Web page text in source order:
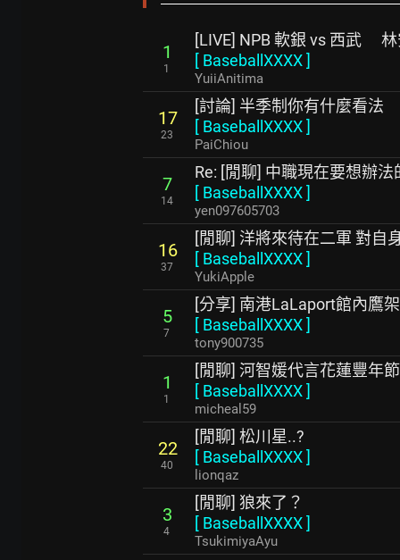
1
1
[LIVE] NPB 軟銀 vs 西武
[ BaseballXXXX]
YuiiAnitima
17
23
[討論] 半季制你有什麼看法
[ BaseballXXXX]
PaiChiou
7
14
Re: [閒聊] 中職現在要想辦
[ BaseballXXXX]
yen097605703
16
37
[閒聊] 洋將來待在二軍 對自
[ BaseballXXXX]
YukiApple
5
7
[分享] 南港LaLaport館內鷹
[ BaseballXXXX]
tony900735
1
1
[閒聊] 河智媛代言花蓮豐年節
[ BaseballXXXX]
micheal59
22
40
[閒聊] 松川星..?
[ BaseballXXXX]
lionqaz
3
4
[閒聊] 狼來了？
[ BaseballXXXX]
TsukimiyaAyu